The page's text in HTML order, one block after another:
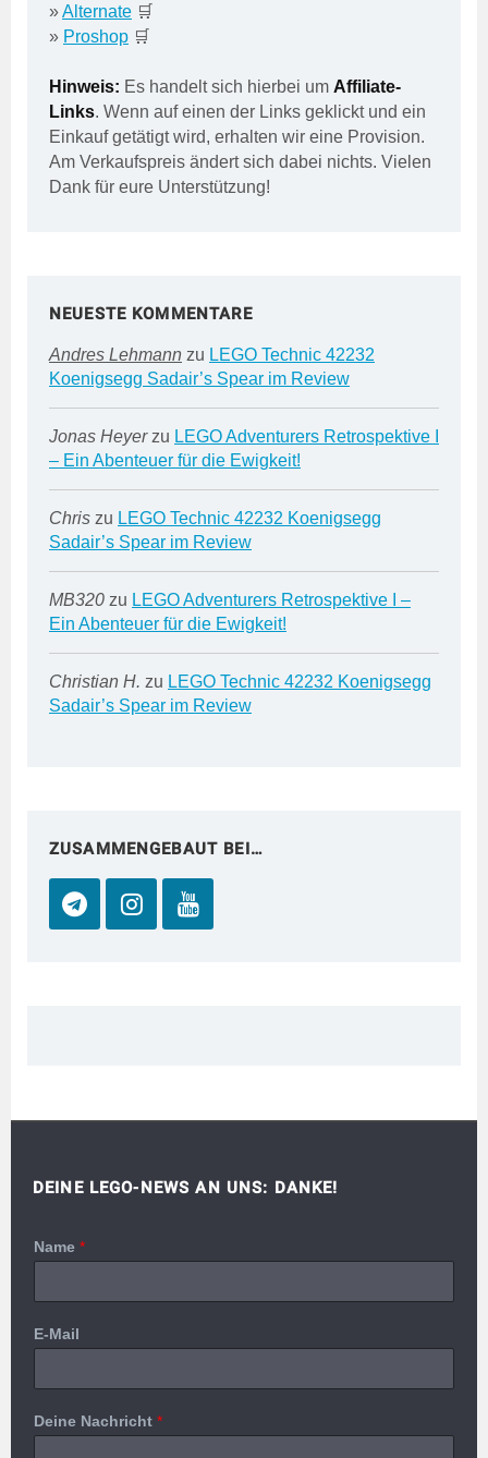
»Alternate 🛒
» Proshop 🛒
Hinweis: Es handelt sich hierbei um Affiliate-
Links. Wenn auf einen der Links geklickt und ein
Einkauf getätigt wird, erhalten wir eine Provision.
Am Verkaufspreis ändert sich dabei nichts. Vielen
Dank für eure Unterstützung!
NEUESTE KOMMENTARE
Andres Lehmann zu LEGO Technic 42232
Koenigsegg Sadair’s Spear im Review
Jonas Heyerzu LEGO Adventurers Retrospektive I
– Ein Abenteuer für die Ewigkeit!
Chris zu LEGO Technic 42232 Koenigsegg
Sadair’s Spear im Review
MB320 zu LEGO Adventurers Retrospektive I –
Ein Abenteuer für die Ewigkeit!
Christian H. zu LEGO Technic 42232 Koenigsegg
Sadair’s Spear im Review
ZUSAMMENGEBAUT BEI…
DEINE LEGO-NEWS AN UNS: DANKE!
Name *
E-Mail
Deine Nachricht *